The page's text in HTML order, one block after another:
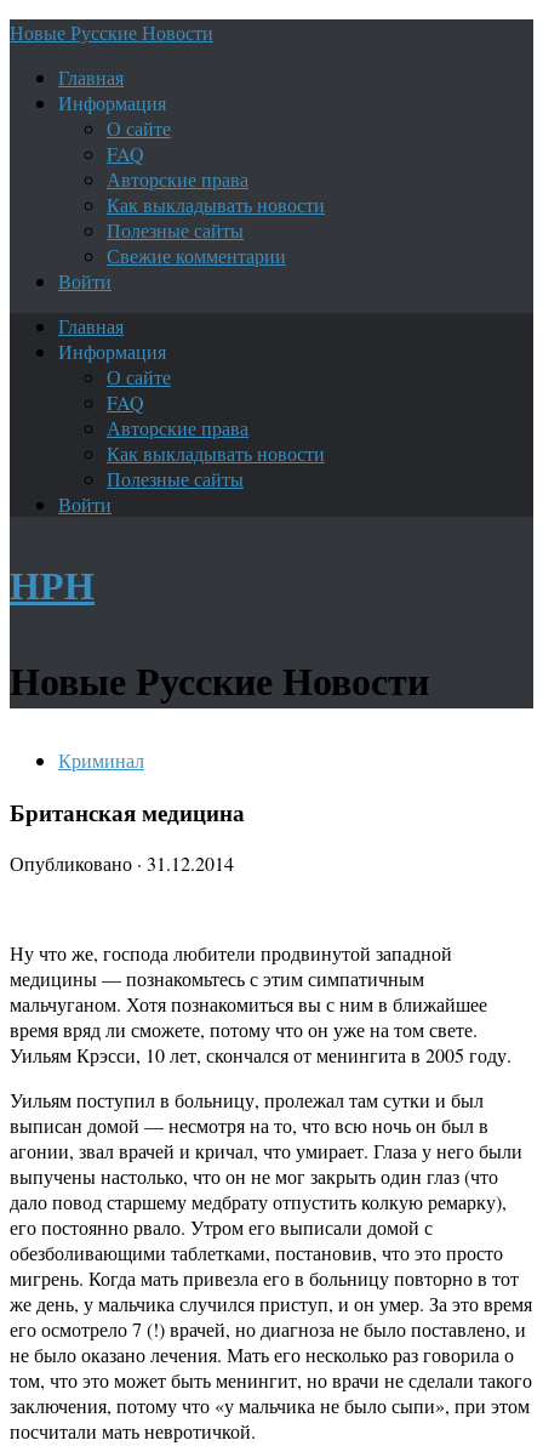
Новые Русские Новости
Главная
Информация
О сайте
FAQ
Авторские права
Как выкладывать новости
Полезные сайты
Свежие комментарии
Войти
Главная
Информация
О сайте
FAQ
Авторские права
Как выкладывать новости
Полезные сайты
Войти
НРН
Новые Русские Новости
Криминал
Британская медицина
Опубликовано · 31.12.2014
Ну что же, господа любители продвинутой западной
медицины — познакомьтесь с этим симпатичным
мальчуганом. Хотя познакомиться вы с ним в ближайшее
время вряд ли сможете, потому что он уже на том свете.
Уильям Крэсси, 10 лет, скончался от менингита в 2005 году.
Уильям поступил в больницу, пролежал там сутки и был
выписан домой — несмотря на то, что всю ночь он был в
агонии, звал врачей и кричал, что умирает. Глаза у него были
выпучены настолько, что он не мог закрыть один глаз (что
дало повод старшему медбрату отпустить колкую ремарку),
его постоянно рвало. Утром его выписали домой с
обезболивающими таблетками, постановив, что это просто
мигрень. Когда мать привезла его в больницу повторно в тот
же день, у мальчика случился приступ, и он умер. За это время
его осмотрело 7 (!) врачей, но диагноза не было поставлено, и
не было оказано лечения. Мать его несколько раз говорила о
том, что это может быть менингит, но врачи не сделали такого
заключения, потому что «у мальчика не было сыпи», при этом
посчитали мать невротичкой.